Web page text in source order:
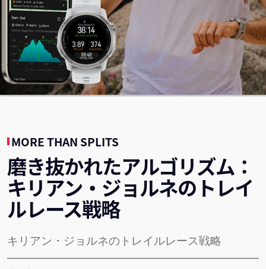
MORE THAN SPLITS
磨き抜かれたアルゴリズム：
キリアン・ジョルネのトレイ
ルレース戦略
キリアン・ジョルネのトレイルレース戦略